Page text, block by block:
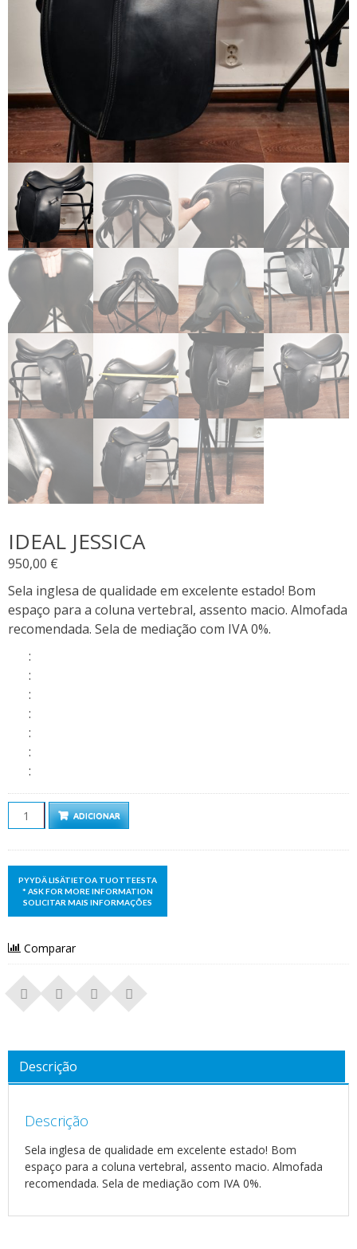
IDEAL JESSICA
950,00 €
Sela inglesa de qualidade em excelente estado! Bom
espaço para a coluna vertebral, assento macio. Almofada
recomendada. Sela de mediação com IVA 0%.
:
:
:
:
:
:
:
QuantidadeADICIONAR
Comparar
Descrição
Descrição
Sela inglesa de qualidade em excelente estado! Bom
espaço para a coluna vertebral, assento macio. Almofada
recomendada. Sela de mediação com IVA 0%.